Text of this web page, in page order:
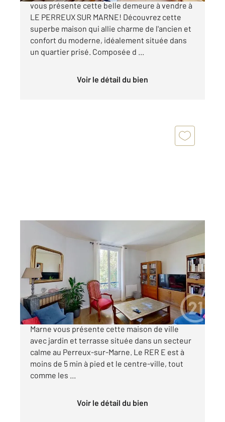
vous présente cette belle demeure à vendre à
LE PERREUX SUR MARNE! Découvrez cette
superbe maison qui allie charme de l'ancien et
confort du moderne, idéalement située dans
un quartier prisé. Composée d ...
Voir le détail du bien
LE PERREUX SUR MARNE 94
118,73 m
, 5 pièces
Ref : 1210
Maison à vendre
640 000 €
Votre Agence CENTURY 21 de Nogent-sur-
Marne vous présente cette maison de ville
avec jardin et terrasse située dans un secteur
calme au Perreux-sur-Marne. Le RER E est à
moins de 5 min à pied et le centre-ville, tout
comme les ...
Voir le détail du bien